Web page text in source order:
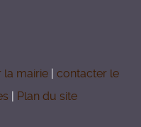
la mairie
contacter le
Plan du site